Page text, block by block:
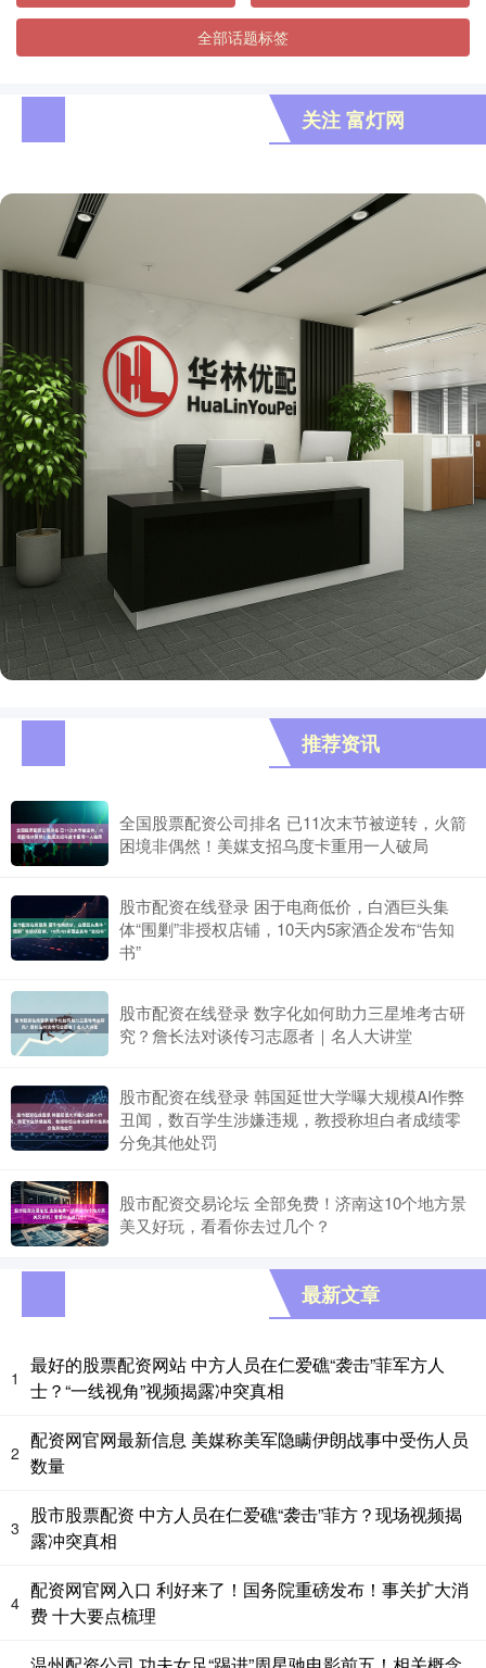
全部话题标签
关注 富灯网
推荐资讯
全国股票配资公司排名 已11次末节被逆转，火箭
困境非偶然！美媒支招乌度卡重用一人破局
股市配资在线登录 困于电商低价，白酒巨头集
体“围剿”非授权店铺，10天内5家酒企发布“告知
书”
股市配资在线登录 数字化如何助力三星堆考古研
究？詹长法对谈传习志愿者｜名人大讲堂
股市配资在线登录 韩国延世大学曝大规模AI作弊
丑闻，数百学生涉嫌违规，教授称坦白者成绩零
分免其他处罚
股市配资交易论坛 全部免费！济南这10个地方景
美又好玩，看看你去过几个？
最新文章
1
最好的股票配资网站 中方人员在仁爱礁“袭击”菲军方人
士？“一线视角”视频揭露冲突真相
2
配资网官网最新信息 美媒称美军隐瞒伊朗战事中受伤人员
数量
3
股市股票配资 中方人员在仁爱礁“袭击”菲方？现场视频揭
露冲突真相
4
配资网官网入口 利好来了！国务院重磅发布！事关扩大消
费 十大要点梳理